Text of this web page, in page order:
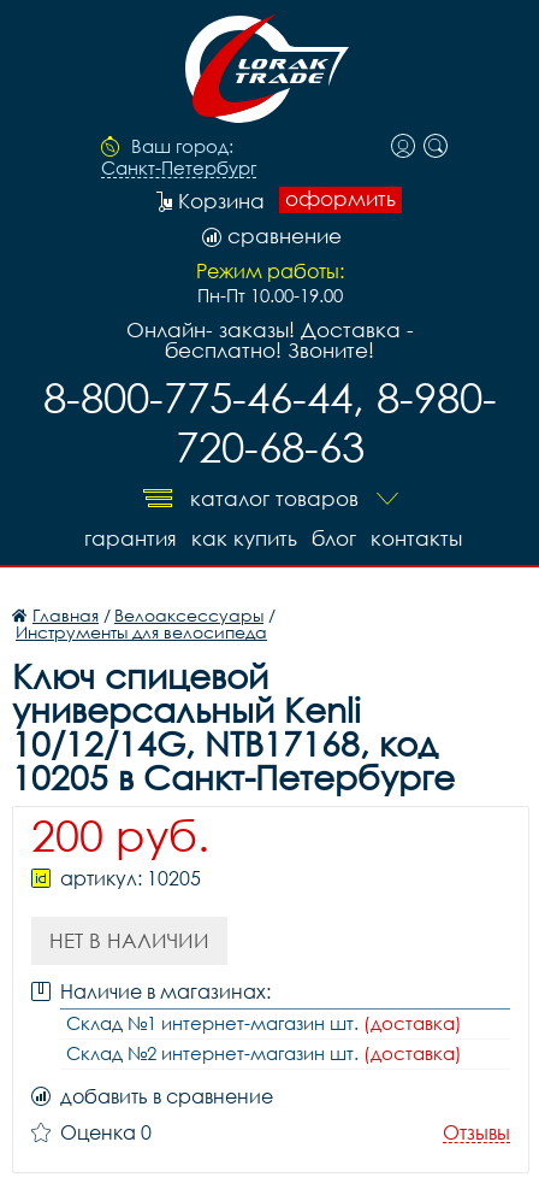
Ваш город:
Санкт-Петербург
оформить
Корзина
сравнение
Режим работы:
Пн-Пт 10.00-19.00
Онлайн- заказы! Доставка -
бесплатно! Звоните!
8-800-775-46-44, 8-980-
720-68-63
каталог товаров
контакты
блог
как купить
гарантия
Главная / Велоаксессуары /
Инструменты для велосипеда
Ключ спицевой
универсальный Kenli
10/12/14G, NTB17168, код
10205 в Санкт-Петербурге
200 руб.
артикул: 10205
НЕТ В НАЛИЧИИ
Наличие в магазинах:
Склад №1 интернет-магазин шт. (доставка)
Склад №2 интернет-магазин шт. (доставка)
добавить в сравнение
Оценка 0
Отзывы